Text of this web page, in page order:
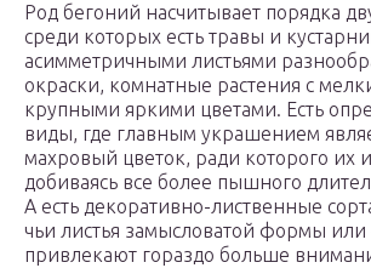
Род бегоний насчитывает порядка
среди которых есть травы и
асимметричными листьями
окраски, комнатные растения с
крупными яркими цветами. Есть
виды, где главным украшением
махровый цветок, ради которого их
добиваясь все более пышного
А есть декоративно-лиственные
чьи листья замысловатой формы или
привлекают гораздо больше